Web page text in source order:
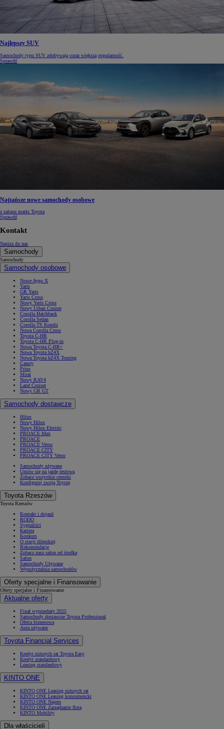
Najlepszy SUV
Samochody typu SUV zdobywają coraz większą popularność.
Sprawdź
Najtańsze nowe samochody osobowe
z salonu marki Toyota
Sprawdź
Kontakt
Napisz do nas
Samochody
Samochody
Samochody osobowe
Nowe Aygo X
Yaris
GR Yaris
Yaris Cross
Nowy Yaris Cross
Nowy Urban Cruiser
Corolla Hatchback
Corolla Sedan
Corolla TS Kombi
Nowa Corolla Cross
Toyota C-HR
Toyota C-HR Plug-in
Nowa Toyota C-HR+
Nowa Toyota bZ4X
Nowa Toyota bZ4X Touring
Camry
Prius
Mirai
Nowy RAV4
Land Cruiser
Nowy GR GT
Samochody dostawcze
Hilux
Nowy Hilux
Nowy Hilux Electric
PROACE Max
PROACE
PROACE Verso
PROACE CITY
PROACE CITY Verso
Samochody używane
Umów się na jazdę testową
Zobacz wszystkie cenniki
Konfiguruj swoją Toyotę
Toyota Rzeszów
Toyota Rzeszów
Kontakt i dojazd
RODO
Sygnaliści
Kariera
Konkurs
O stacji dilerskiej
Rekomendacje
Zobacz nasz salon od środka
Salon
Samochody Używane
Wypożyczalnia samochodów
Oferty specjalne i Finansowanie
Oferty specjalne i Finansowanie
Aktualne oferty
Finał wyprzedaży 2025
Samochody dostawcze Toyota Professional
Oferta biznesowa
Auta używane
Toyota Financial Services
Kredyt niższych rat Toyota Easy
Kredyt standardowy
Leasing standardowy
KINTO ONE
KINTO ONE Leasing niższych rat
KINTO ONE Leasing konsumencki
KINTO ONE Najem
KINTO ONE Zarządzanie flotą
KINTO Mobility
Dla właścicieli